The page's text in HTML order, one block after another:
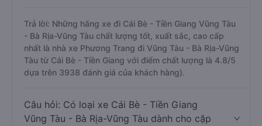
Trả lời: Những hãng xe đi Cái Bè - Tiền Giang Vũng Tàu
- Bà Rịa-Vũng Tàu chất lượng tốt, xuất sắc, cao cấp
nhất là nhà xe Phương Trang đi Vũng Tàu - Bà Rịa-Vũng
Tàu từ Cái Bè - Tiền Giang với điểm chất lượng là 4.8/5
dựa trên 3938 đánh giá của khách hàng).
Câu hỏi: Có loại xe Cái Bè - Tiền Giang
Vũng Tàu - Bà Rịa-Vũng Tàu dành cho cặp